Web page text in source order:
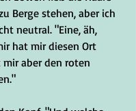
Berge stehen, aber ich
neutral. "Eine, äh,
hat mir diesen Ort
aber den roten